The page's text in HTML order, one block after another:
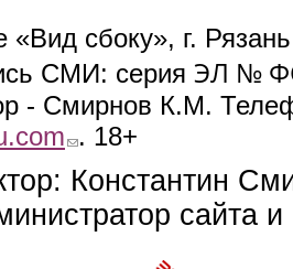
«Вид сбоку», г.
СМИ: серия ЭЛ №
- Смирнов К.М.
(link sends e-mail)
. 18+
Константин
сайта